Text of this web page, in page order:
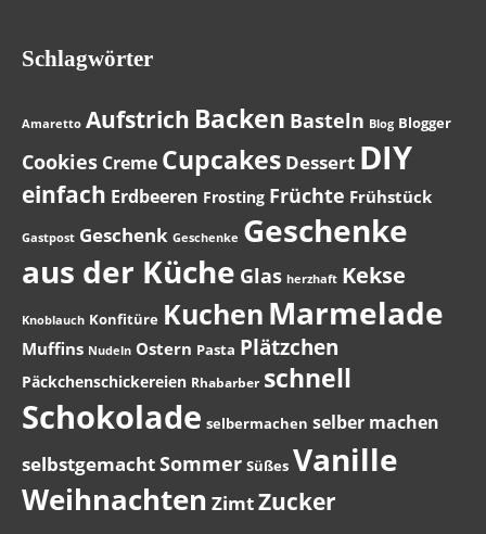
Schlagwörter
Amaretto Aufstrich Backen Basteln Blog Blogger
Cookies Creme Cupcakes Dessert DIY
einfach Erdbeeren Frosting Früchte Frühstück
Gastpost Geschenk Geschenke Geschenke
aus der Küche Glas herzhaft Kekse
Knoblauch Konfitüre Kuchen Marmelade
Muffins Nudeln Ostern Pasta Plätzchen
Päckchenschickereien Rhabarber schnell
Schokolade selbermachen selber machen
selbstgemachtSommer Süßes Vanille
Weihnachten ZimtZucker